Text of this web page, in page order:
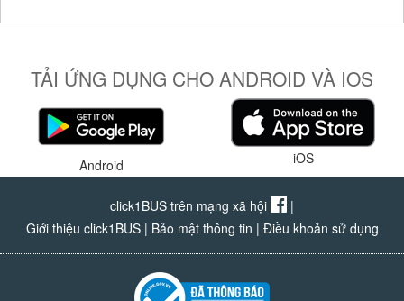
TẢI ỨNG DỤNG CHO ANDROID VÀ IOS
Android iOS
click1BUS trên mạng xã hội
|
Giới thiệu click1BUS| Bảo mật thông tin | Điều khoản sử dụng